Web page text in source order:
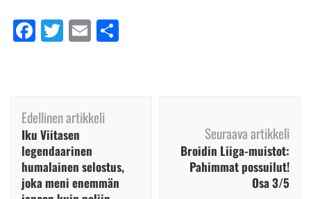
Facebook
Twitter
Email
Artikkelien
selaus
Edellinen artikkeli
Iku Viitasen
legendaarinen
humalainen selostus,
joka meni enemmän
Seuraava artikkeli
Broidin Liiga-muistot:
Pahimmat possuilut!
Osa 3/5